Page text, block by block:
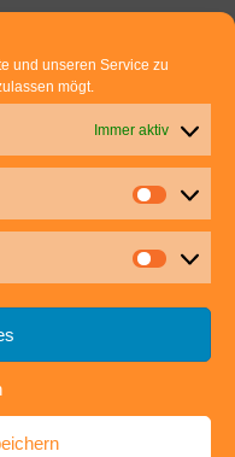
und unseren Service zu
mögt.
Immer aktiv
zu uns:
Rommel